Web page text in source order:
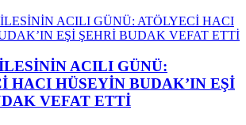
ACILI GÜNÜ:
HACI HÜSEYİN BUDAK’IN EŞİ
VEFAT ETTİ